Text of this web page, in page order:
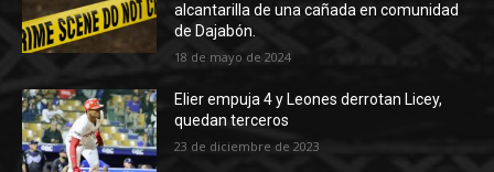
alcantarilla de una cañada en comunidad
de Dajabón.
18 de mayo de 2024
Elier empuja 4 y Leones derrotan Licey,
quedan terceros
23 de diciembre de 2023